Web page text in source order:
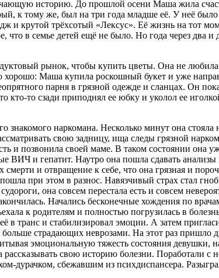
историю. До прошлой осени Маша жила
к тому же, был на три года младше её. У неё было
и крутой трёхсотый «Лексус». Её жизнь на тот
что в семье детей ещё не было. Но года через два
рынок, чтобы купить цветы. Она не
Маша купила роскошный букет и уже
парня в грязной одежде и сланцах. Он
кто-то сзади приподнял ее юбку и уколол ее
наркомана. Несколько минут она стояла
свою задницу, ища следы грязной
и позвонила своей маме. В таком состоянии
ВИЧ и гепатит. Наутро она пошла сдавать
и отвращение к себе, что она грязная и
при этом в разнос. Навязчивый страх стал
она совсем перестала есть и совсем
Начались бесконечные хождения по
к родителям и полностью погрузилась в
в транс и стабилизировал эмоции. А затем
больше страдающих неврозами. На этот раз
эмоциональную тяжесть состояния
свою историю болезни. Поработали с
дурачком, сбежавшим из психдиспансера.